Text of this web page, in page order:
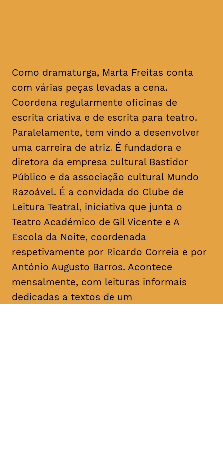
Como dramaturga, Marta Freitas conta
com várias peças levadas a cena.
Coordena regularmente oficinas de
escrita criativa e de escrita para teatro.
Paralelamente, tem vindo a desenvolver
uma carreira de atriz. É fundadora e
diretora da empresa cultural Bastidor
Público e da associação cultural Mundo
Razoável. É a convidada do Clube de
Leitura Teatral, iniciativa que junta o
Teatro Académico de Gil Vicente e A
Escola da Noite, coordenada
respetivamente por Ricardo Correia e por
António Augusto Barros. Acontece
mensalmente, com leituras informais
dedicadas a textos de um